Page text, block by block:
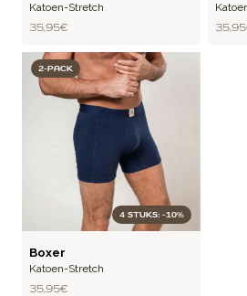
Katoen-Stretch
35,95 €
35,95
2-PACK
4 STUKS: -10%
Boxer
Katoen-Stretch
35,95 €